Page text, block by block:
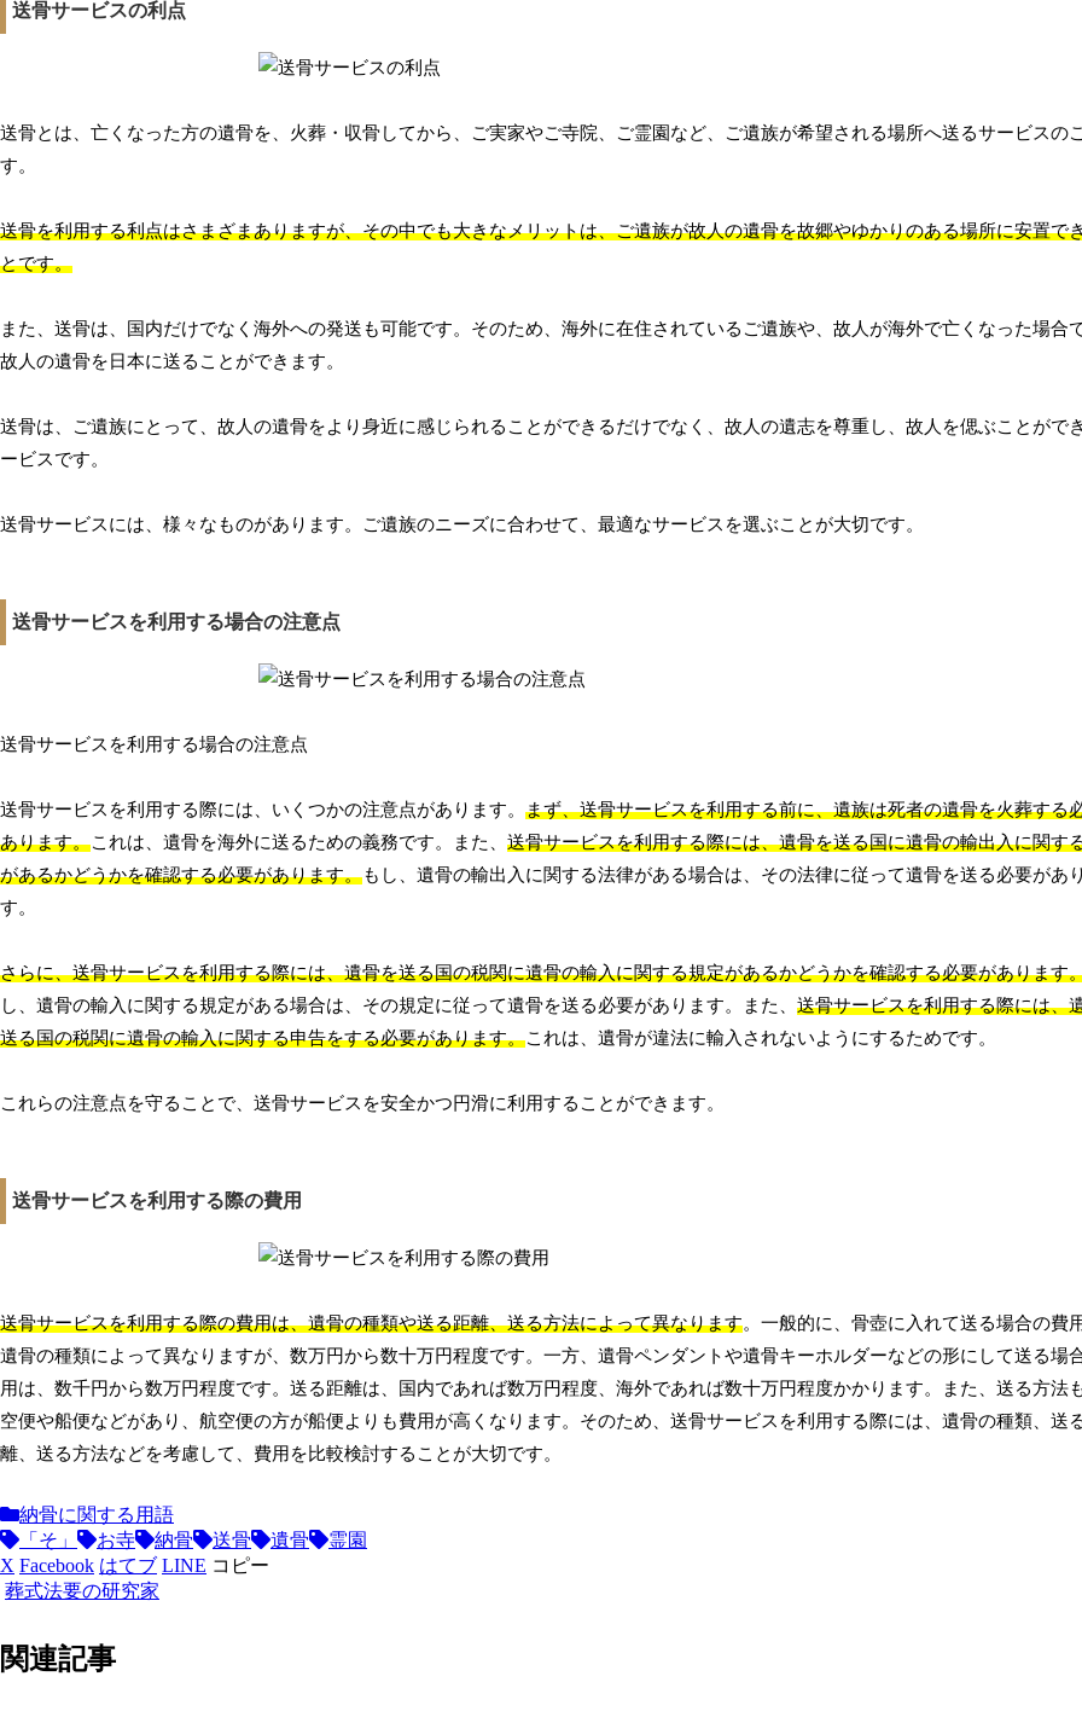
送骨サービスの利点
送骨とは、亡くなった方の遺骨を、火葬・収骨してから、ご実家やご寺院、ご霊園など、ご遺族が希望される場所へ送るサービスの
す。
送骨を利用する利点はさまざまありますが、その中でも大きなメリットは、ご遺族が故人の遺骨を故郷やゆかりのある場所に安置で
とです。
また、送骨は、国内だけでなく海外への発送も可能です。そのため、海外に在住されているご遺族や、故人が海外で亡くなった場合で
故人の遺骨を日本に送ることができます。
送骨は、ご遺族にとって、故人の遺骨をより身近に感じられることができるだけでなく、故人の遺志を尊重し、故人を偲ぶことがで
ービスです。
送骨サービスには、様々なものがあります。ご遺族のニーズに合わせて、最適なサービスを選ぶことが大切です。
送骨サービスを利用する場合の注意点
送骨サービスを利用する場合の注意点
送骨サービスを利用する際には、いくつかの注意点があります。 まず、送骨サービスを利用する前に、遺族は死者の遺骨を火葬する
あります。これは、遺骨を海外に送るための義務です。また、 送骨サービスを利用する際には、遺骨を送る国に遺骨の輸出入に関す
があるかどうかを確認する必要があります。もし、遺骨の輸出入に関する法律がある場合は、その法律に従って遺骨を送る必要があ
す。
さらに、送骨サービスを利用する際には、遺骨を送る国の税関に遺骨の輸入に関する規定があるかどうかを確認する必要があります
し、遺骨の輸入に関する規定がある場合は、その規定に従って遺骨を送る必要があります。また、 送骨サービスを利用する際には、
送る国の税関に遺骨の輸入に関する申告をする必要があります。これは、遺骨が違法に輸入されないようにするためです。
これらの注意点を守ることで、送骨サービスを安全かつ円滑に利用することができます。
送骨サービスを利用する際の費用
送骨サービスを利用する際の費用は、遺骨の種類や送る距離、送る方法によって異なります。一般的に、骨壺に入れて送る場合の費用
遺骨の種類によって異なりますが、数万円から数十万円程度です。一方、遺骨ペンダントや遺骨キーホルダーなどの形にして送る場
用は、数千円から数万円程度です。送る距離は、国内であれば数万円程度、海外であれば数十万円程度かかります。また、送る方法
空便や船便などがあり、航空便の方が船便よりも費用が高くなります。そのため、送骨サービスを利用する際には、遺骨の種類、送
離、送る方法などを考慮して、費用を比較検討することが大切です。
納骨に関する用語
「そ」
お寺 納骨 送骨 遺骨
霊園
X Facebook はてブ LINE コピー
葬式法要の研究家
関連記事